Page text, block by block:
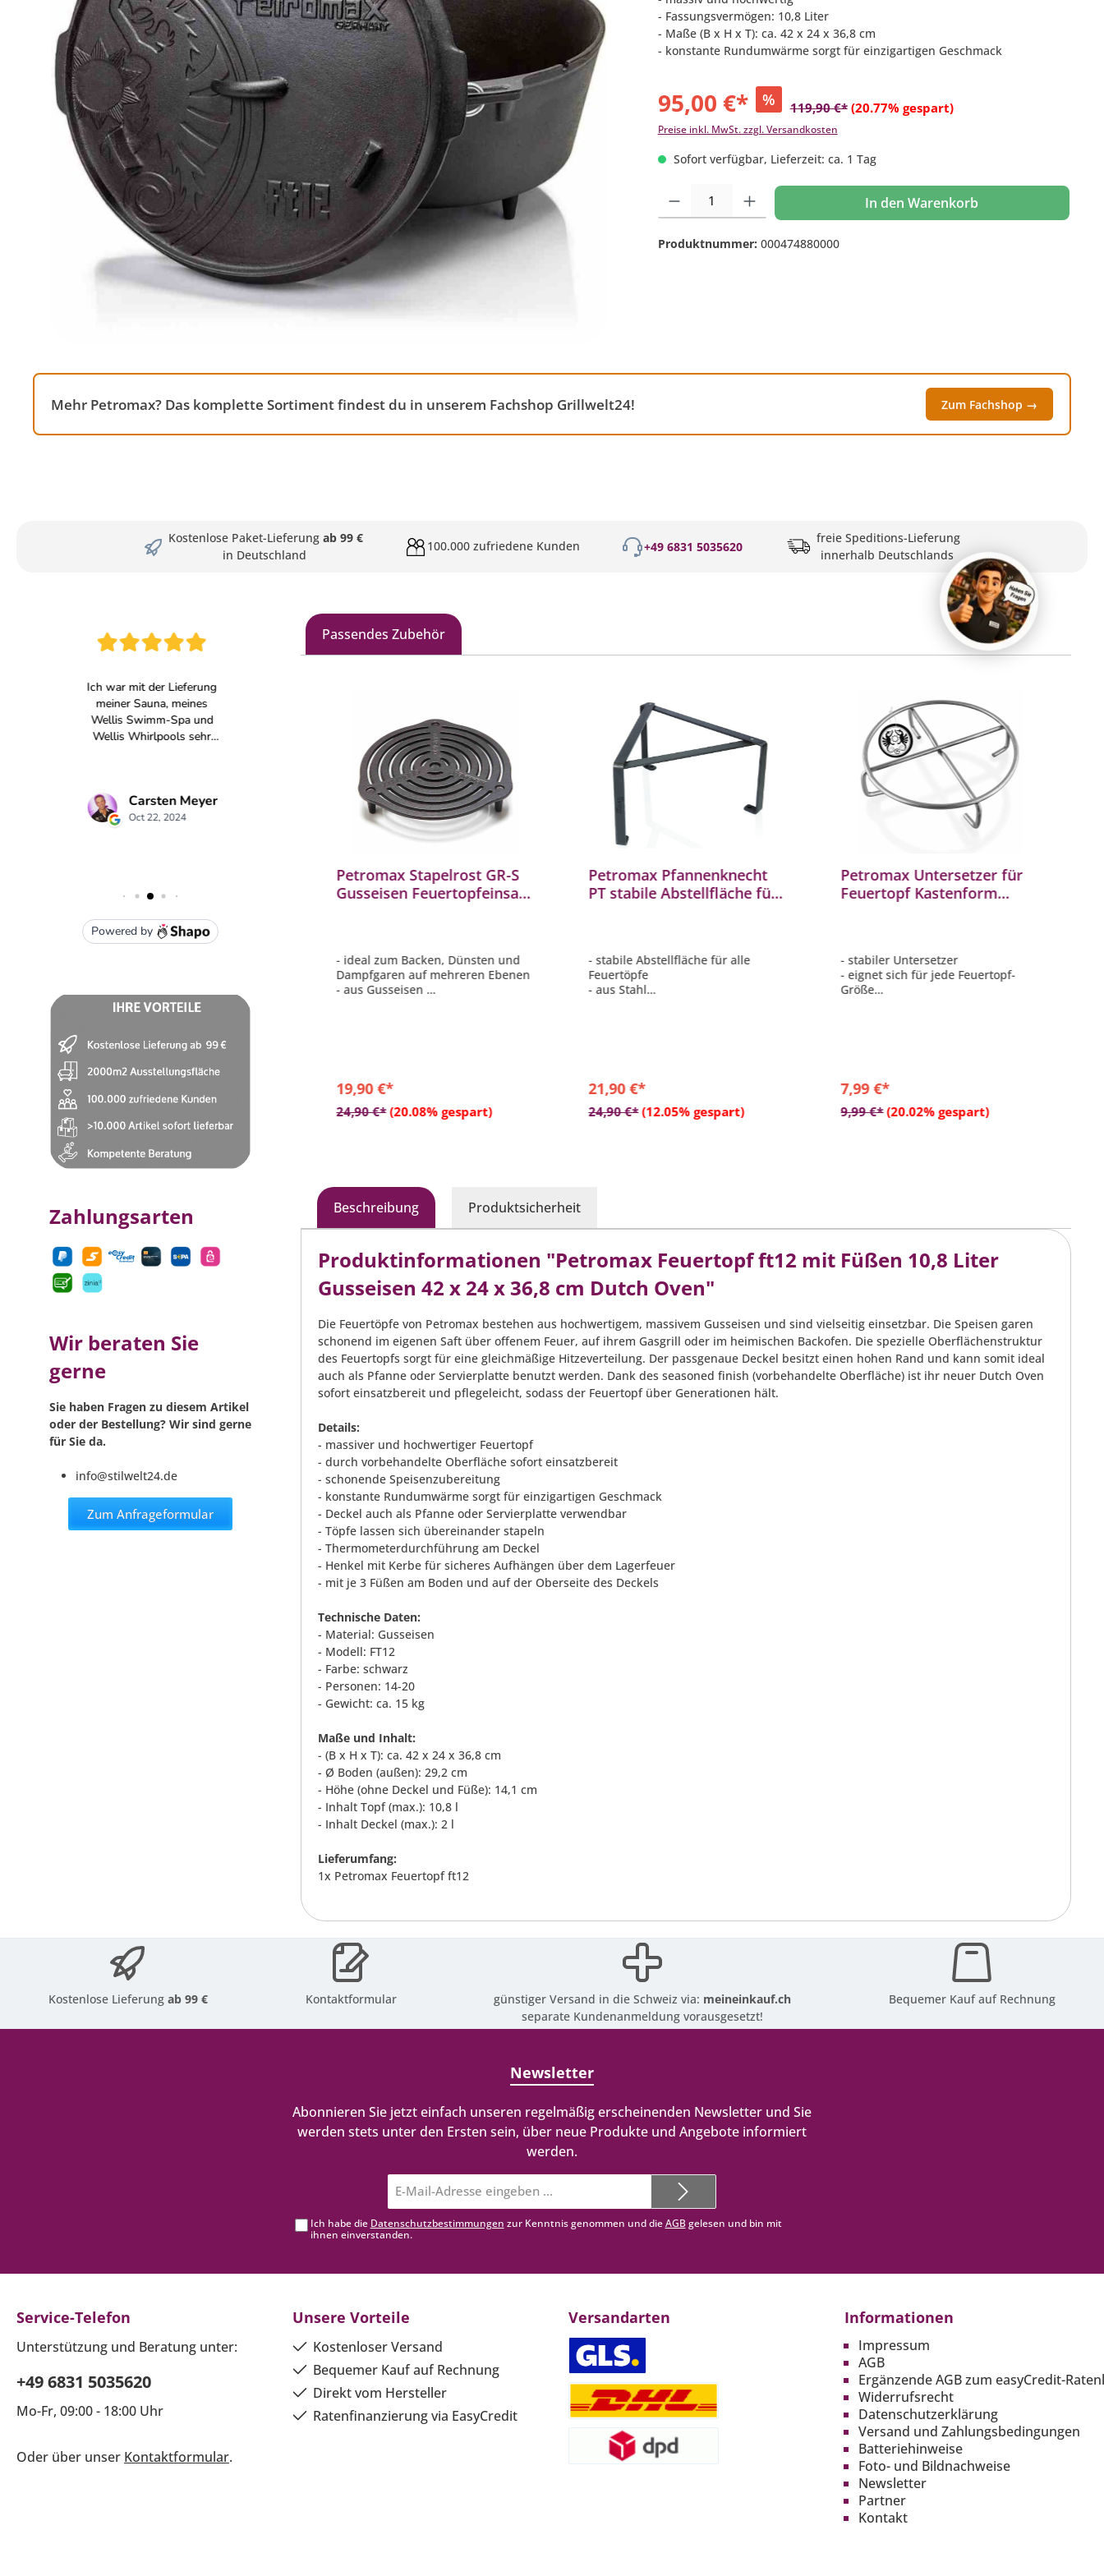
- Fassungsvermögen: 10,8 Liter
- Maße (B x H x T): ca. 42 x 24 x 36,8 cm
- konstante Rundumwärme sorgt für einzigartigen Geschmack
95,00 €* % 119,90 €* (20.77% gespart)
Preise inkl. MwSt. zzgl. Versandkosten
Sofort verfügbar, Lieferzeit: ca. 1 Tag
Produkt Anzahl: Gib den gewünschten Wert ein oder benutze die Schaltflächen um die
In den Warenkorb
Produktnummer: 000474880000
Mehr Petromax? Das komplette Sortiment findest du in unserem Fachshop Grillwelt24! Zum Fachshop →
Kostenlose Paket-Lieferung ab 99 €
in Deutschland
100.000 zufriedene Kunden +49 6831 5035620
freie Speditions-Lieferung
innerhalb Deutschlands
Zahlungsarten
Wir beraten Sie
gerne
Sie haben Fragen zu diesem Artikel
oder der Bestellung? Wir sind gerne
für Sie da.
info@stilwelt24.de
Zum Anfrageformular
Passendes Zubehör
Dutch Oven ft12 ft18 Atago
- optimaler Tragekomfort
Zubehör
In den Warenkorb
Petromax Stapelrost GR-S
Gusseisen Feuertopfeinsatz
- ideal zum Backen, Dünsten und
Dampfgaren auf mehreren Ebenen
- aus Gusseisen
19,90 €*
24,90 €* (20.08% gespart)
In den Warenkorb
Petromax Pfannenknecht
PT stabile Abstellfläche für
- stabile Abstellfläche für alle
Feuertöpfe
- aus Stahl
21,90 €*
24,90 €* (12.05% gespart)
In den Warenkorb
Petromax Untersetzer für
Feuertopf Kastenform
- stabiler Untersetzer
- eignet sich für jede Feuertopf-
Größe
7,99 €*
9,99 €* (20.02% gespart)
In den Warenkorb
Beschreibung Produktsicherheit
Produktinformationen "Petromax Feuertopf ft12 mit Füßen 10,8 Liter
Gusseisen 42 x 24 x 36,8 cm Dutch Oven"
Die Feuertöpfe von Petromax bestehen aus hochwertigem, massivem Gusseisen und sind vielseitig einsetzbar. Die Speisen garen
schonend im eigenen Saft über offenem Feuer, auf ihrem Gasgrill oder im heimischen Backofen. Die spezielle Oberflächenstruktur
des Feuertopfs sorgt für eine gleichmäßige Hitzeverteilung. Der passgenaue Deckel besitzt einen hohen Rand und kann somit ideal
auch als Pfanne oder Servierplatte benutzt werden. Dank des seasoned finish (vorbehandelte Oberfläche) ist ihr neuer Dutch Oven
sofort einsatzbereit und pflegeleicht, sodass der Feuertopf über Generationen hält.
Details:
- massiver und hochwertiger Feuertopf
- durch vorbehandelte Oberfläche sofort einsatzbereit
- schonende Speisenzubereitung
- konstante Rundumwärme sorgt für einzigartigen Geschmack
- Deckel auch als Pfanne oder Servierplatte verwendbar
- Töpfe lassen sich übereinander stapeln
- Thermometerdurchführung am Deckel
- Henkel mit Kerbe für sicheres Aufhängen über dem Lagerfeuer
- mit je 3 Füßen am Boden und auf der Oberseite des Deckels
Technische Daten:
- Material: Gusseisen
- Modell: FT12
- Farbe: schwarz
- Personen: 14-20
- Gewicht: ca. 15 kg
Maße und Inhalt:
- (B x H x T): ca. 42 x 24 x 36,8 cm
- Ø Boden (außen): 29,2 cm
- Höhe (ohne Deckel und Füße): 14,1 cm
- Inhalt Topf (max.): 10,8 l
- Inhalt Deckel (max.): 2 l
Lieferumfang:
1x Petromax Feuertopf ft12
Kostenlose Lieferungab 99 € Kontaktformular günstiger Versand in die Schweiz via: meineinkauf.ch
separate Kundenanmeldung vorausgesetzt!
Bequemer Kauf auf Rechnung
Newsletter
Abonnieren Sie jetzt einfach unseren regelmäßig erscheinenden Newsletter und Sie
werden stets unter den Ersten sein, über neue Produkte und Angebote informiert
werden.
Mail-
Adresse*
Ich habe die Datenschutzbestimmungen zur Kenntnis genommen und dieAGBgelesen und bin mit
ihnen einverstanden.
Service-Telefon
Unterstützung und Beratung unter:
+49 6831 5035620
Mo-Fr, 09:00 - 18:00 Uhr
Oder über unser Kontaktformular.
Unsere Vorteile
Kostenloser Versand
Bequemer Kauf auf Rechnung
Direkt vom Hersteller
Ratenfinanzierung via EasyCredit
Versandarten Informationen
Impressum
AGB
Ergänzende AGB zum easyCredit-
Widerrufsrecht
Datenschutzerklärung
Versand und Zahlungsbedingungen
Batteriehinweise
Foto- und Bildnachweise
Newsletter
Partner
Kontakt